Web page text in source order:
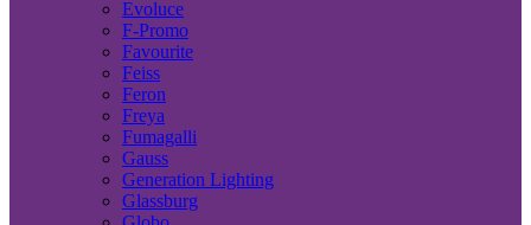
Evoluce
F-Promo
Favourite
Feiss
Feron
Freya
Fumagalli
Gauss
Generation Lighting
Glassburg